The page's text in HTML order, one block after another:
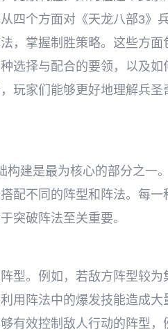
四个方面对《天龙八部3》
，掌握制胜策略。这些方面
选择与配合的要领，以及如
玩家们能够更好地理解兵圣
构建是最为核心的部分之一
配不同的阵型和阵法。每一
突破阵法至关重要。
型。例如，若敌方阵型较为
用阵法中的爆发技能造成大
有效控制敌人行动的阵型，